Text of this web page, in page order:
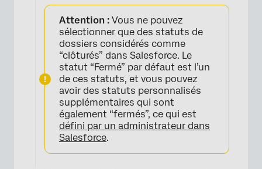
×
Attention : Vous ne pouvez
sélectionner que des statuts de
dossiers considérés comme
“clôturés” dans Salesforce. Le
statut “Fermé” par défaut est l’un
de ces statuts, et vous pouvez
avoir des statuts personnalisés
supplémentaires qui sont
également “fermés”, ce qui est
défini par un administrateur dans
Salesforce.